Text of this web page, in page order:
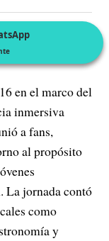
en el marco del
inmersiva
a fans,
al propósito
La jornada contó
como
y